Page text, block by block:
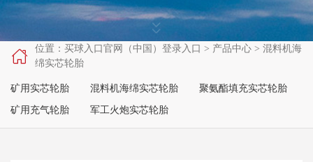


 位置： 买球入口官网（中国）登录入口 > 产品中心 > 混料机海
绵实芯轮胎
矿用实芯轮胎 混料机海绵实芯轮胎 聚氨酯填充实芯轮胎
矿用充气轮胎 军工火炮实芯轮胎